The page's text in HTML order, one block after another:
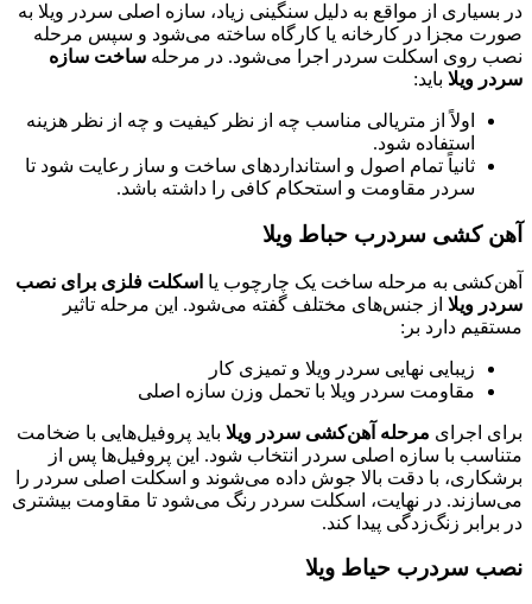
از مواقع به دلیل سنگینی زیاد، سازه اصلی سردر ویلا به
مجزا در کارخانه یا کارگاه ساخته می‌شود و سپس مرحله
روی اسکلت سردر اجرا می‌شود. در مرحله ساخت سازه
ویلا باید:
اولاً از متریالی مناسب چه از نظر کیفیت و چه از نظر هزینه
استفاده شود.
ثانیاً تمام اصول و استانداردهای ساخت و ساز رعایت شود تا
سردر مقاومت و استحکام کافی را داشته باشد.
کشی سردرب حباط ویلا
به مرحله ساخت یک چارچوب یااسکلت فلزی برای نصب
ویلا از جنس‌های مختلف گفته می‌شود. این مرحله تاثیر
دارد بر:
زیبایی نهایی سردر ویلا و تمیزی کار
مقاومت سردر ویلا با تحمل وزن سازه اصلی
اجرایمرحله آهن‌کشی سردر ویلا باید پروفیل‌هایی با ضخامت
با سازه اصلی سردر انتخاب شود. این پروفیل‌ها پس از
با دقت بالا جوش داده می‌شوند و اسکلت اصلی سردر را
در نهایت، اسکلت سردر رنگ می‌شود تا مقاومت بیشتری
زنگ‌زدگی پیدا کند.
سردرب حیاط ویلا